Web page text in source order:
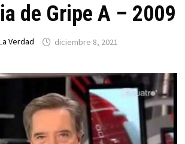
de Gripe A – 2009
Verdad diciembre 8, 2021